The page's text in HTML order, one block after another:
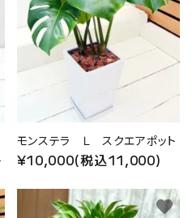
モンステラ Ｌ スクエアポット
¥10,000(税込11,000)
favorite